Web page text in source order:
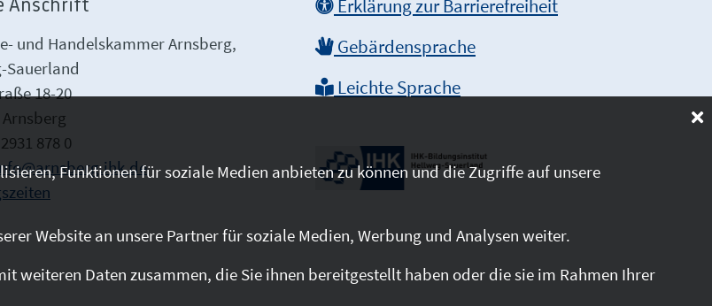
Anschrift
und Handelskammer Arnsberg,
Sauerland
18-20
Arnsberg
878 0
Erklärung zur Barrierefreiheit
Gebärdensprache
Leichte Sprache
Funktionen für soziale Medien anbieten zu können und die Zugriffe auf unsere
Website an unsere Partner für soziale Medien, Werbung und Analysen weiter.
weiteren Daten zusammen, die Sie ihnen bereitgestellt haben oder die sie im Rahmen Ihrer